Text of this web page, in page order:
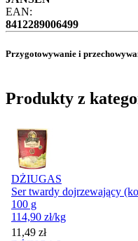
EAN:
8412289006499
Przygotowywanie i
Produkty z
DŻIUGAS
Ser twardy dojrzewający
100 g
114,90 zł/kg
Cena
11,49 zł